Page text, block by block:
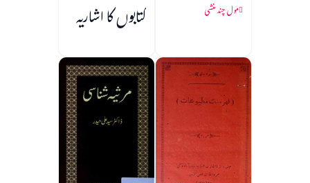
مول چند منشی کتابوں کا اشاریہ